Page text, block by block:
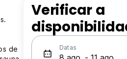
de
Verificar a
Datas